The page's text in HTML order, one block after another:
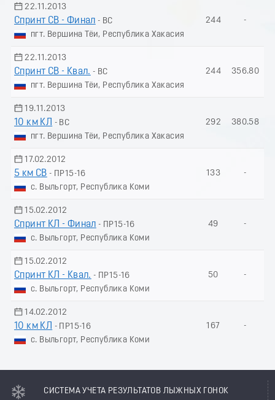
22.11.2013
Спринт СВ - Финал - ВС
пгт. Вершина Тёи, Республика Хакасия
244 -
22.11.2013
Спринт СВ - Квал. - ВС
пгт. Вершина Тёи, Республика Хакасия
244 356.80
19.11.2013
10 км КЛ
- ВС
пгт. Вершина Тёи, Республика Хакасия
292 380.58
17.02.2012
5 км СВ - ПР15-16
с. Выльгорт, Республика Коми
133 -
15.02.2012
Спринт КЛ - Финал - ПР15-16
с. Выльгорт, Республика Коми
49 -
15.02.2012
Спринт КЛ - Квал. - ПР15-16
с. Выльгорт, Республика Коми
50 -
14.02.2012
10 км КЛ
- ПР15-16
с. Выльгорт, Республика Коми
167 -
СИСТЕМА УЧЕТА РЕЗУЛЬТАТОВ ЛЫЖНЫХ ГОНОК